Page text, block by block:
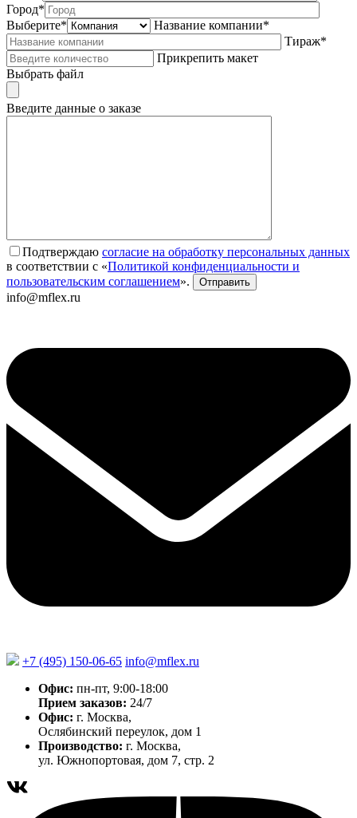
Город*
Выберите*
Название компании*
Тираж*
Прикрепить макет
Выбрать файл
Введите данные о заказе
Подтверждаю согласие на обработку персональных данных
в соответствии с «Политикой конфиденциальности и
пользовательским соглашением».
info@mflex.ru
+7 (495) 150-06-65 info@mflex.ru
Офис: пн-пт, 9:00-18:00
Прием заказов: 24/7
Офис: г. Москва,
Ослябинский переулок, дом 1
Производство: г. Москва,
ул. Южнопортовая, дом 7, стр. 2